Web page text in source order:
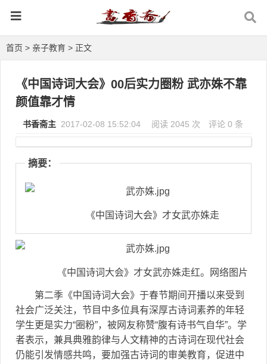
首页 > 亲子教育 > 正文
《中国诗词大会》00后实力圈粉 武亦姝不靠
颜值靠才情
书香斋主 2017-02-08 15:52:04 阅读 2045 次 评论 0 条
摘要：
《中国诗词大会》才女武亦姝走
《中国诗词大会》才女武亦姝走红。网络图片
第二季《中国诗词大会》于春节期间开播以来受到
社会广泛关注，节目中多位具有深厚古诗词素养的年轻
学生更是实力“圈粉”，被网友称赞“腹有诗书气自华”。学
者表示，兼具典雅韵律与人文精神的古诗词在现代社会
仍能引发情感共鸣，要加强古诗词的审美教育，促进中